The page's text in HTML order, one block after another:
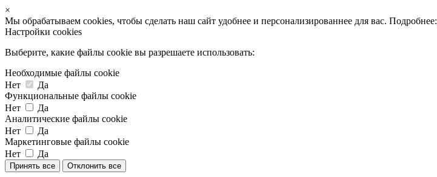
×
Мы обрабатываем cookies, чтобы сделать наш сайт удобнее и персонализированнее для вас. Подробнее:
Настройки cookies
Выберите, какие файлы cookie вы разрешаете использовать:
Необходимые файлы cookie
Нет
Да
Функциональные файлы cookie
Нет
Да
Аналитические файлы cookie
Нет
Да
Маркетинговые файлы cookie
Нет
Да
Принять все Отклонить все